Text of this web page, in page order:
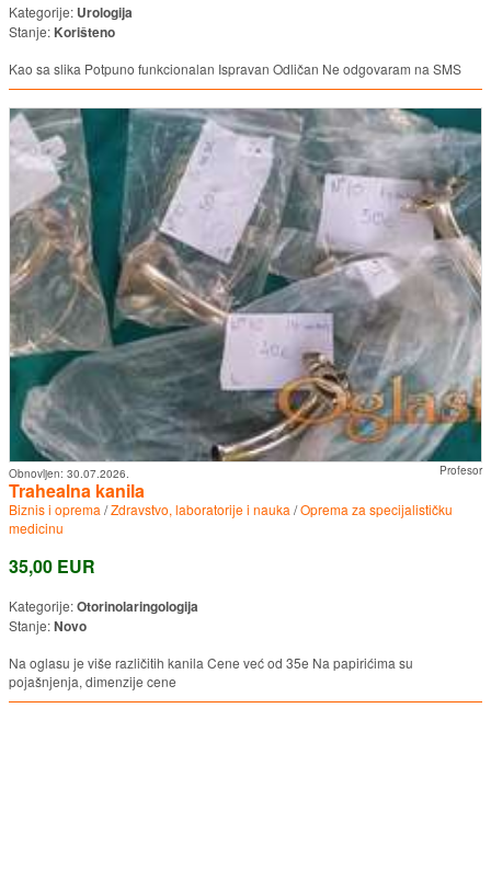
Kategorije: Urologija
Stanje: Korišteno
Kao sa slika Potpuno funkcionalan Ispravan Odličan Ne odgovaram na SMS
Profesor
Obnovljen: 30.07.2026.
Trahealna kanila
Biznis i oprema /Zdravstvo, laboratorije i nauka /Oprema za specijalističku
medicinu
35,00 EUR
Kategorije:Otorinolaringologija
Stanje:Novo
Na oglasu je više različitih kanila Cene već od 35e Na papirićima su
pojašnjenja, dimenzije cene